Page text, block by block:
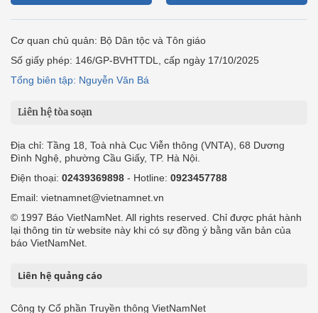
Cơ quan chủ quản: Bộ Dân tộc và Tôn giáo
Số giấy phép: 146/GP-BVHTTDL, cấp ngày 17/10/2025
Tổng biên tập: Nguyễn Văn Bá
Liên hệ tòa soạn
Địa chỉ: Tầng 18, Toà nhà Cục Viễn thông (VNTA), 68 Dương
Đình Nghệ, phường Cầu Giấy, TP. Hà Nội.
Điện thoại: 02439369898 - Hotline: 0923457788
Email: vietnamnet@vietnamnet.vn
© 1997 Báo VietNamNet. All rights reserved. Chỉ được phát hành
lại thông tin từ website này khi có sự đồng ý bằng văn bản của
báo VietNamNet.
Liên hệ quảng cáo
Công ty Cổ phần Truyền thông VietNamNet